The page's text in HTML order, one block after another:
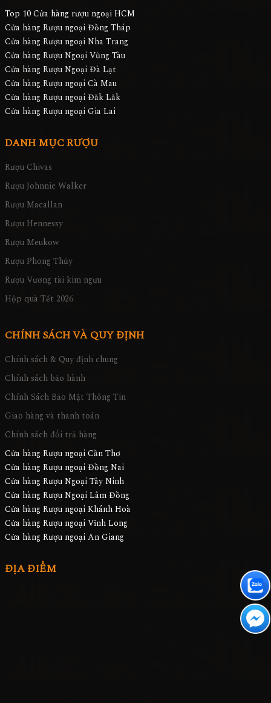
Top 10 Cửa hàng rượu ngoại HCM
Cửa hàng Rượu ngoại Đồng Tháp
Cửa hàng Rượu ngoại Nha Trang
Cửa hàng Rượu Ngoại Vũng Tàu
Cửa hàng Rượu Ngoại Đà Lạt
Cửa hàng Rượu ngoại Cà Mau
Cửa hàng Rượu ngoại Đăk Lăk
Cửa hàng Rượu ngoại Gia Lai
DANH MỤC RƯỢU
Rượu Chivas
Rượu Johnnie Walker
Rượu Macallan
Rượu Hennessy
Rượu Meukow
Rượu Phong Thủy
Rượu Vương tài kim ngưu
Hộp quà Tết 2026
CHÍNH SÁCH VÀ QUY ĐỊNH
Chính sách & Quy định chung
Chính sách bảo hành
Chính Sách Bảo Mật Thông Tin
Giao hàng và thanh toán
Chính sách đổi trả hàng
Cửa hàng Rượu ngoại Cần Thơ
Cửa hàng Rượu ngoại Đồng Nai
Cửa hàng Rượu Ngoại Tây Ninh
Cửa hàng Rượu Ngoại Lâm Đồng
Cửa hàng Rượu ngoại Khánh Hoà
Cửa hàng Rượu ngoại Vĩnh Long
Cửa hàng Rượu ngoại An Giang
ĐỊA ĐIỂM